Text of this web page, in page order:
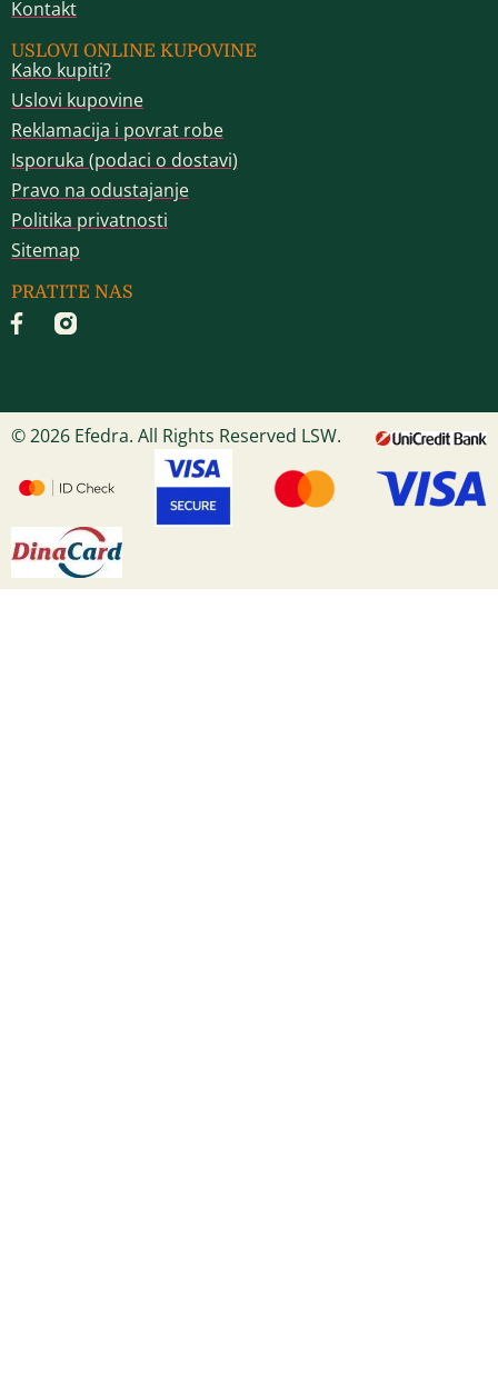
Kontakt
USLOVI ONLINE KUPOVINE
Kako kupiti?
Uslovi kupovine
Reklamacija i povrat robe
Isporuka (podaci o dostavi)
Pravo na odustajanje
Politika privatnosti
Sitemap
PRATITE NAS
© 2026 Efedra. All Rights Reserved LSW.